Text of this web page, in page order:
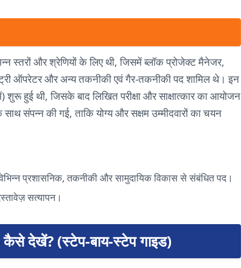
स्तरों और श्रेणियों के लिए थी, जिसमें ब्लॉक प्रोजेक्ट मैनेजर,
ऑपरेटर और अन्य तकनीकी एवं गैर-तकनीकी पद शामिल थे। इन
हुई थी, जिसके बाद लिखित परीक्षा और साक्षात्कार का आयोजन
के साथ संपन्न की गई, ताकि योग्य और सक्षम उम्मीदवारों का चयन
प्रशासनिक, तकनीकी और सामुदायिक विकास से संबंधित पद।
सत्यापन।
कैसे देखें? (स्टेप-बाय-स्टेप गाइड)